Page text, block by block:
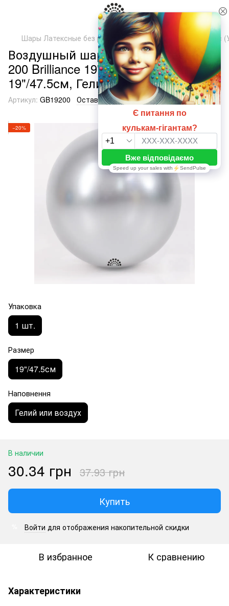
Шары Латексные без рисунка ТМ Артшоу Латекс Балунс
Воздушный шарик гигант Серебро
200 Brilliance 19" (47,5 см), 1 шт.,
19"/47.5см, Гелий или воздух
Артикул: GB19200 Оставить отзыв
−20%
Упаковка
1 шт.
Размер
19"/47.5см
Наповнення
Гелий или воздух
В наличии
30.34 грн 37.93 грн
Купить
Войти для отображения накопительной скидки
В избранное К сравнению
Характеристики